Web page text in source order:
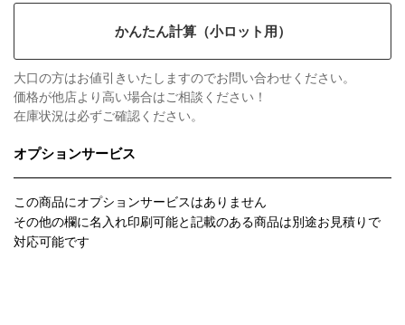
かんたん計算（小ロット用）
大口の方はお値引きいたしますのでお問い合わせください。
価格が他店より高い場合はご相談ください！
在庫状況は必ずご確認ください。
オプションサービス
この商品にオプションサービスはありません
その他の欄に名入れ印刷可能と記載のある商品は別途お見積りで
対応可能です